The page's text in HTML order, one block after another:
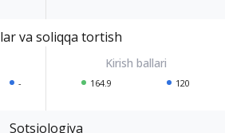
va soliqqa tortish
- 164.9 120
Sotsiologiya